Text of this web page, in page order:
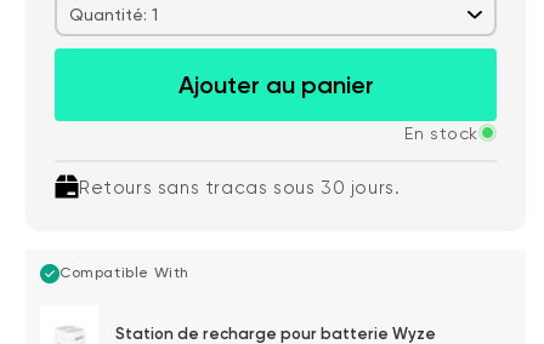
Quantité: 1
Ajouter au panier
En stock
Retours sans tracas sous 30 jours.
Compatible With
Station de recharge pour batterie Wyze